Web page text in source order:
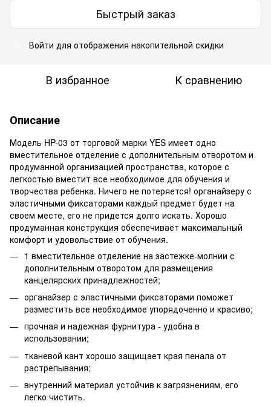
Быстрый заказ
Войти для отображения накопительной скидки
В избранное К сравнению
Описание
Модель HP-03 от торговой марки YES имеет одно
вместительное отделение с дополнительным отворотом и
продуманной организацией пространства, которое с
легкостью вместит все необходимое для обучения и
творчества ребенка. Ничего не потеряется! органайзеру с
эластичными фиксаторами каждый предмет будет на
своем месте, его не придется долго искать. Хорошо
продуманная конструкция обеспечивает максимальный
комфорт и удовольствие от обучения.
1 вместительное отделение на застежке-молнии с
дополнительным отворотом для размещения
канцелярских принадлежностей;
органайзер с эластичными фиксаторами поможет
разместить все необходимое упорядоченно и красиво;
прочная и надежная фурнитура - удобна в
использовании;
тканевой кант хорошо защищает края пенала от
растрепывания;
внутренний материал устойчив к загрязнениям, его
легко чистить.